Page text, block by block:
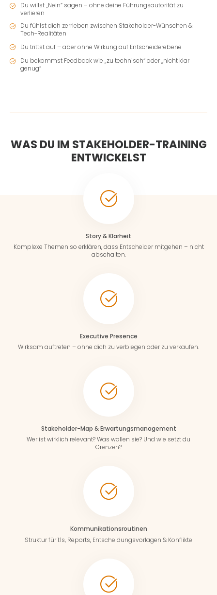
Du willst „Nein“ sagen – ohne deine Führungsautorität zu
verlieren
Du fühlst dich zerrieben zwischen Stakeholder-Wünschen &
Tech-Realitäten
Du trittst auf – aber ohne Wirkung auf Entscheiderebene
Du bekommst Feedback wie „zu technisch“ oder „nicht klar
genug“
WAS DU IM STAKEHOLDER-TRAINING
ENTWICKELST
Story & Klarheit
Komplexe Themen so erklären, dass Entscheider mitgehen – nicht
abschalten.
Executive Presence
Wirksam auftreten – ohne dich zu verbiegen oder zu verkaufen.
Stakeholder-Map & Erwartungsmanagement
Wer ist wirklich relevant? Was wollen sie? Und wie setzt du
Grenzen?
Kommunikationsroutinen
Struktur für 1:1s, Reports, Entscheidungsvorlagen & Konflikte